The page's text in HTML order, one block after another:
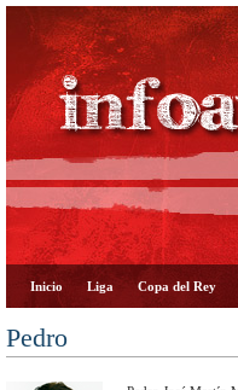
Inicio Liga Copa del Rey
Pedro